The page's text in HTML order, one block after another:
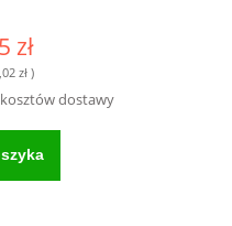
zł
zł)
kosztów dostawy